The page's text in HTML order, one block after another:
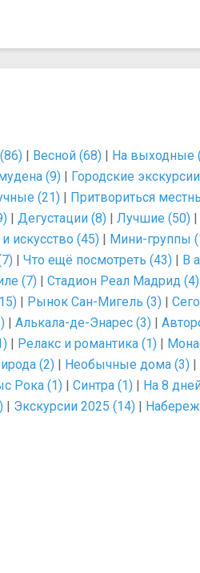
| Весной (68) | На выходные
(9) | Городские
(21) | Притвориться
| Дегустации (8) | Лучшие (50) |
искусство (45) | Мини-группы
| Что ещё посмотреть (43) | В
(7) | Стадион Реал Мадрид (4)
| Рынок Сан-Мигель (3) |
| Алькала-де-Энарес (3) |
| Релакс и романтика (1) |
(2) | Необычные дома (3) |
Рока (1) | Синтра (1) | На 8
| Экскурсии 2025 (14) |